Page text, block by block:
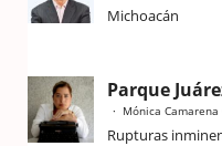
Michoacán
Parque
Mónica Camarena
Rupturas